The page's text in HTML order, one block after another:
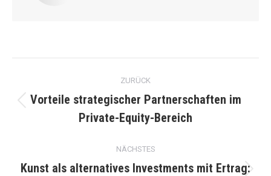
Kommentarnavigation
ZURÜCK
Beitrag:
Vorteile strategischer Partnerschaften im
Private-Equity-Bereich
NÄCHSTES
Kunst als alternatives Investments mit Ertrag: